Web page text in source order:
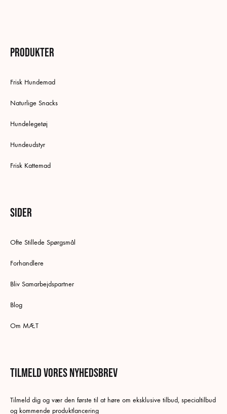
Produkter
Frisk Hundemad
Naturlige Snacks
Hundelegetøj
Hundeudstyr
Frisk Kattemad
Sider
Ofte Stillede Spørgsmål
Forhandlere
Bliv Samarbejdspartner
Blog
Om MÆT
Tilmeld vores nyhedsbrev
Tilmeld dig og vær den første til at høre om eksklusive tilbud, specialtilbud
og kommende produktlancering